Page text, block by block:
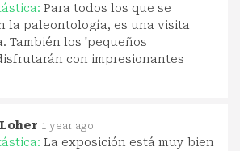
Para todos los que se
la paleontología, es una visita
También los 'pequeños
con impresionantes
1 year ago
La exposición está muy bien